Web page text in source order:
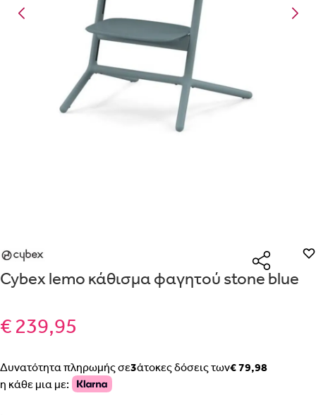
Cybex lemo κάθισμα φαγητού stone blue
€ 239,95
Δυνατότητα πληρωμής σε3άτοκες δόσεις των€ 79,98
η κάθε μια με:
Με την προσφοράθα λάβεις δωρεάν το είδος με τη χαμηλότερη
αγοράσεις τουλάχιστον
Με την προσφορά
κερδίζεις έκπτωση στο καλάθι, αν αγοράσεις
με την ειδική σήμανση.
Είναι για δώρο;
ΝΑΙ
Λεπτομέρειες που θα ήθελες να γνωρίζουμε για το δώρο σου